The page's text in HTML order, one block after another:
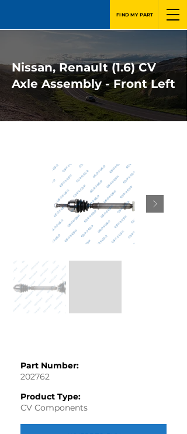
FIND MY PART
Nissan, Renault (1.6) CV
Axle Assembly - Front Left
Part Number:
202762
Product Type:
CV Components